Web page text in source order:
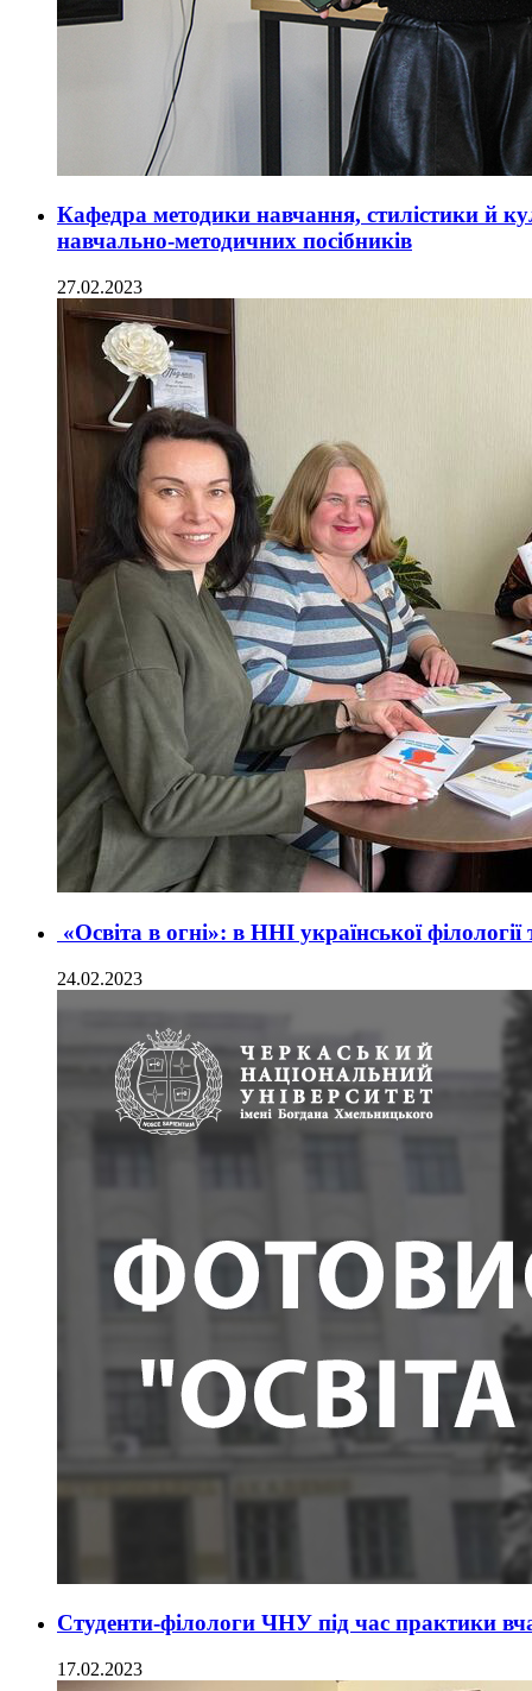
Кафедра методики навчання, стилістики й
навчально-методичних посібників
27.02.2023
«Освіта в огні»: в ННІ української
24.02.2023
Студенти-філологи ЧНУ під час практики
17.02.2023